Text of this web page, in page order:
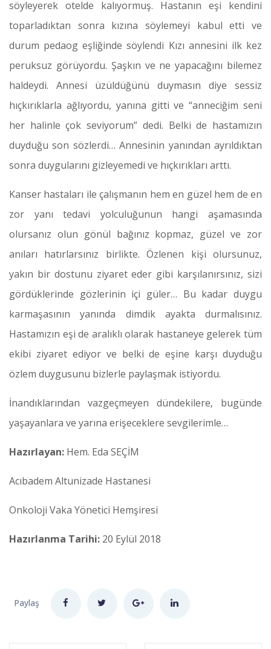
söyleyerek otelde kalıyormuş. Hastanın eşi kendini
toparladıktan sonra kızına söylemeyi kabul etti ve
durum pedaog eşliğinde söylendi Kızı annesini ilk kez
peruksuz görüyordu. Şaşkın ve ne yapacağını bilemez
haldeydi. Annesi üzüldüğünü duymasın diye sessiz
hıçkırıklarla ağlıyordu, yanına gitti ve “anneciğim seni
her halinle çok seviyorum” dedi. Belki de hastamızın
duyduğu son sözlerdi… Annesinin yanından ayrıldıktan
sonra duygularını gizleyemedi ve hıçkırıkları arttı.
Kanser hastaları ile çalışmanın hem en güzel hem de en
zor yanı tedavi yolculuğunun hangi aşamasında
olursanız olun gönül bağınız kopmaz, güzel ve zor
anıları hatırlarsınız birlikte. Özlenen kişi olursunuz,
yakın bir dostunu ziyaret eder gibi karşılanırsınız, sizi
gördüklerinde gözlerinin içi güler… Bu kadar duygu
karmaşasının yanında dimdik ayakta durmalısınız.
Hastamızın eşi de aralıklı olarak hastaneye gelerek tüm
ekibi ziyaret ediyor ve belki de eşine karşı duyduğu
özlem duygusunu bizlerle paylaşmak istiyordu.
İnandıklarından vazgeçmeyen dündekilere, bugünde
yaşayanlara ve yarına erişeceklere sevgilerimle…
Hazırlayan: Hem. Eda SEÇİM
Acıbadem Altunizade Hastanesi
Onkoloji Vaka Yönetici Hemşiresi
Hazırlanma Tarihi: 20 Eylül 2018
Paylaş